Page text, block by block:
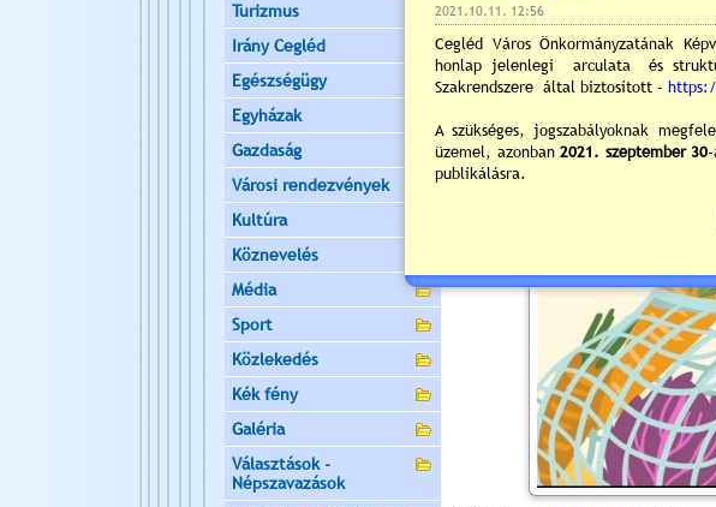
Turizmus
Irány Cegléd
Egészségügy
Egyházak
Gazdaság
Városi rendezvények
Kultúra
Köznevelés
Média
Sport
Közlekedés
Kék fény
Galéria
Választások -
Népszavazások